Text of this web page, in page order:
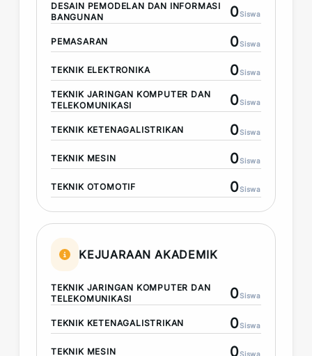
DESAIN PEMODELAN DAN INFORMASI
BANGUNAN
0Siswa
PEMASARAN 0Siswa
TEKNIK ELEKTRONIKA 0Siswa
TEKNIK JARINGAN KOMPUTER DAN
TELEKOMUNIKASI
0Siswa
TEKNIK KETENAGALISTRIKAN 0Siswa
TEKNIK MESIN 0Siswa
TEKNIK OTOMOTIF 0Siswa
KEJUARAAN AKADEMIK
TEKNIK JARINGAN KOMPUTER DAN
TELEKOMUNIKASI
0Siswa
TEKNIK KETENAGALISTRIKAN 0Siswa
TEKNIK MESIN 0Siswa